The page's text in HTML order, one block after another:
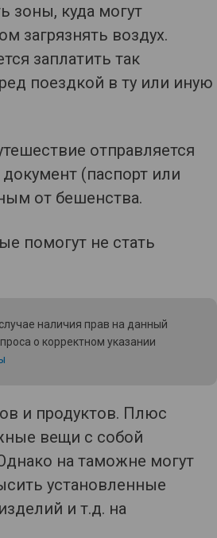
зоны, куда могут
загрязнять воздух.
заплатить так
поездкой в ту или иную
отправляется
(паспорт или
от бешенства.
наличия прав на данный
о корректном указании
и продуктов. Плюс
вещи с собой
на таможне могут
установленные
и т.д. на